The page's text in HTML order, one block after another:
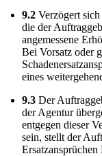
9.2 Verzögert
die der
angemessene
Bei Vorsatz oder
eines
9.3 Der
der Agentur
entgegen dieser
sein, stellt der